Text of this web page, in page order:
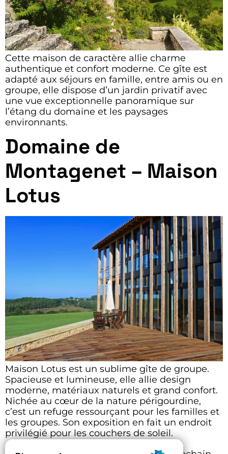
Cette maison de caractère allie charme
authentique et confort moderne. Ce gîte est
adapté aux séjours en famille, entre amis ou en
groupe, elle dispose d’un jardin privatif avec
une vue exceptionnelle panoramique sur
l’étang du domaine et les paysages
environnants.
Domaine de
Montagenet – Maison
Lotus
Maison Lotus est un sublime gîte de groupe.
Spacieuse et lumineuse, elle allie design
moderne, matériaux naturels et grand confort.
Nichée au cœur de la nature périgourdine,
c’est un refuge ressourçant pour les familles et
les groupes. Son exposition en fait un endroit
privilégié pour les couchers de soleil.